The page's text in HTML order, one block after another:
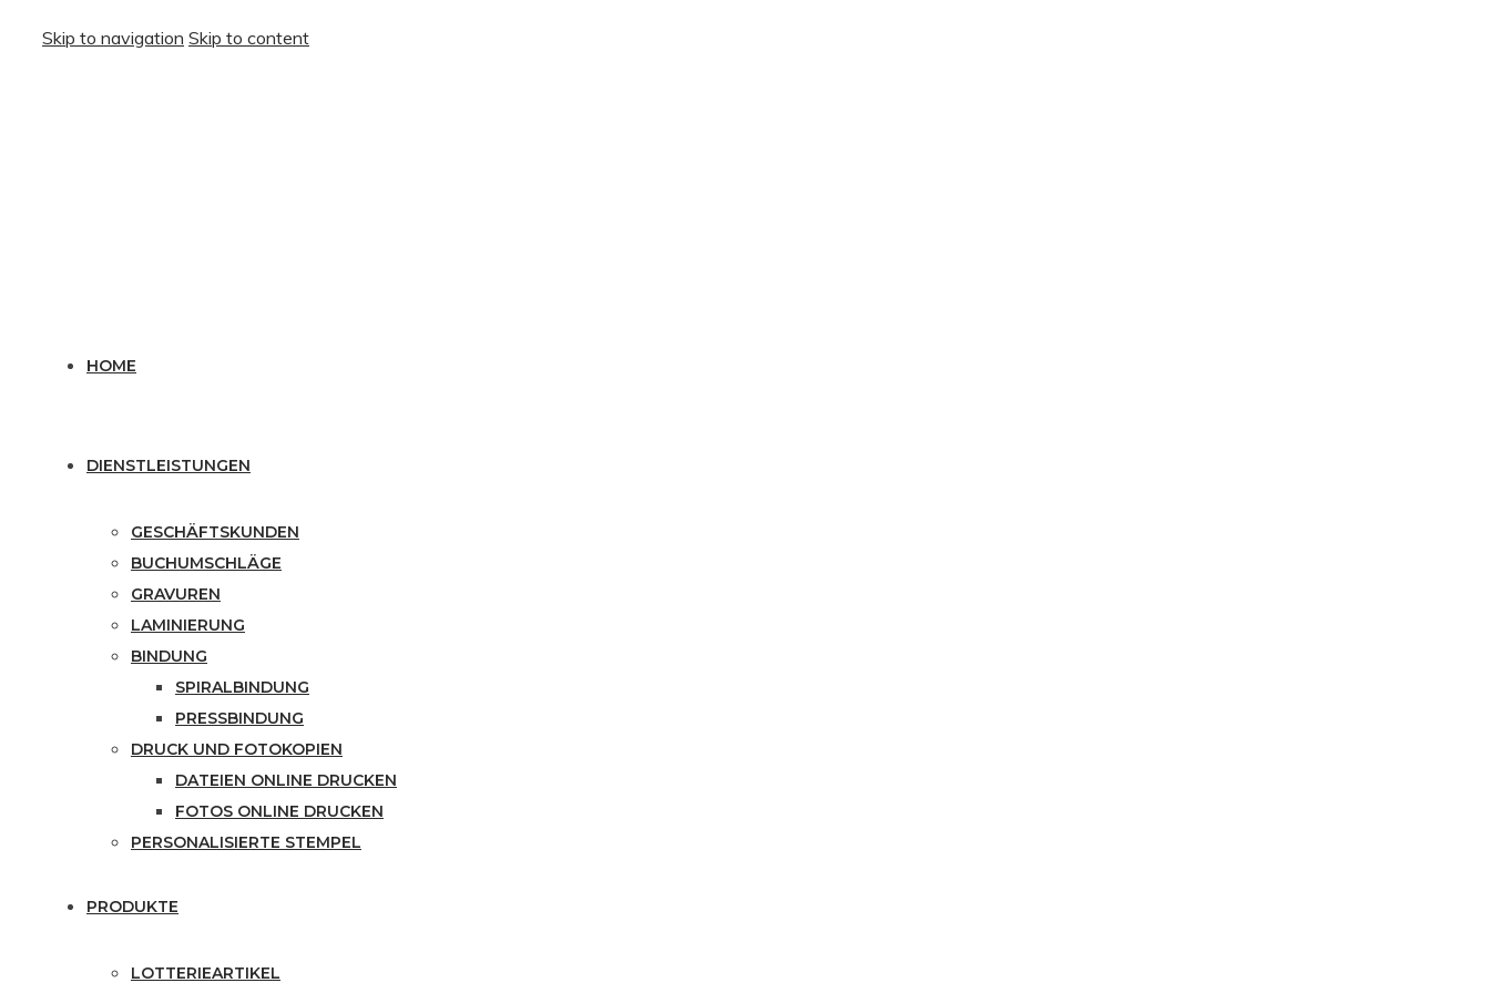
Skip to navigation Skip to content
HOME
DIENSTLEISTUNGEN
GESCHÄFTSKUNDEN
BUCHUMSCHLÄGE
GRAVUREN
LAMINIERUNG
BINDUNG
SPIRALBINDUNG
PRESSBINDUNG
DRUCK UND FOTOKOPIEN
DATEIEN ONLINE DRUCKEN
FOTOS ONLINE DRUCKEN
PERSONALISIERTE STEMPEL
PRODUKTE
LOTTERIEARTIKEL